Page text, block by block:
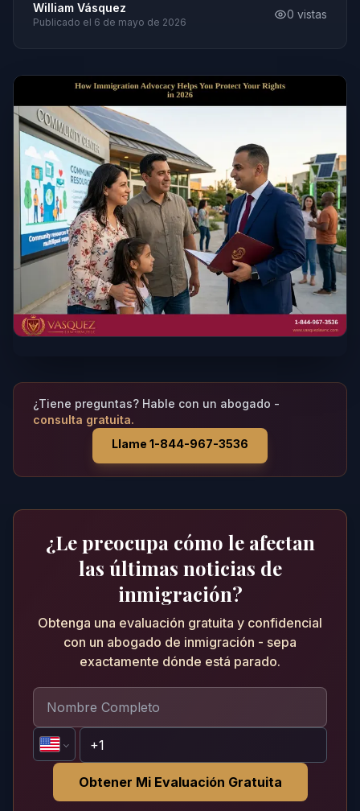
William Vásquez
Publicado el 6 de mayo de 2026
0 vistas
¿Tiene preguntas? Hable con un abogado -
consulta gratuita.
Llame 1-844-967-3536
¿Le preocupa cómo le afectan
las últimas noticias de
inmigración?
Obtenga una evaluación gratuita y confidencial
con un abogado de inmigración - sepa
exactamente dónde está parado.
Obtener Mi Evaluación Gratuita